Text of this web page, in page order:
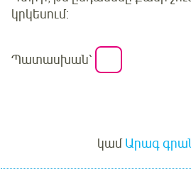
կրկեսում:
Պատասխան՝
կամԱրագ